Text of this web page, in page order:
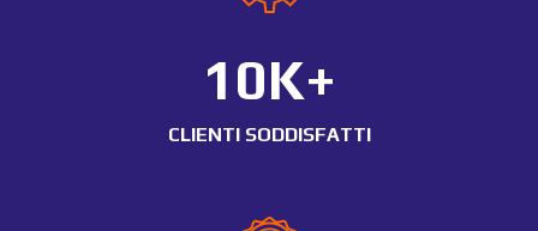
10K+
CLIENTI SODDISFATTI